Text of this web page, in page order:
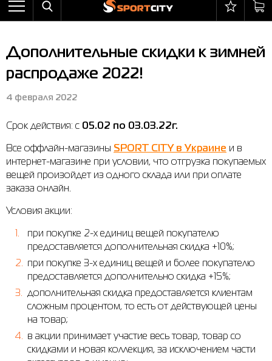
Назад
Брюки
Ветровки
Жилеты
Комбинезоны
Костюмы
Купальники
Майки
Платья
Рубашки
Термобелье
Толстовки
Назад
Кроссовки
Пляжная обувь
Полуботинки
Сандалии
Сапоги
Назад
Бейсболки и панамы
Бокс
Горнолыжный инвентарь
Мячи
Носки
Перчатки
Сумки
Уходовые средства
Фитнес и йога
Шапки
Шарфы
Назад
Arena
Asics
Columbia
Evoids
Jack Wolfskin
Larum
Puma
Radder
Skechers
The North Face
Under Armour
Назад
Бра
Брюки
Ветровки
Костюмы
Куртки
Леггинсы
Ботинки
Кроссовки
Полуботинки
Сандалии
Брэнды
Назад
Возврат и обмен
Гарантия на товары
Магазины
Контакт центр
Программа лояльности
Частые вопросы (FAQ)
Дополнительные скидки к зимней
распродаже 2022!
4 февраля 2022
Срок действия: с 05.02 по 03.03.22г.
Все оффлайн-магазины SPORT CITY в Украине и в
интернет-магазине при условии, что отгрузка покупаемых
вещей произойдет из одного склада или при оплате
заказа онлайн.
Условия акции:
при покупке 2-х единиц вещей покупателю
предоставляется дополнительная скидка +10%;
при покупке 3-х единиц вещей и более покупателю
предоставляется дополнительно скидка +15%;
дополнительная скидка предоставляется клиентам
сложным процентом, то есть от действующей цены
на товар;
в акции принимает участие весь товар, товар со
скидками и новая коллекция, за исключением части